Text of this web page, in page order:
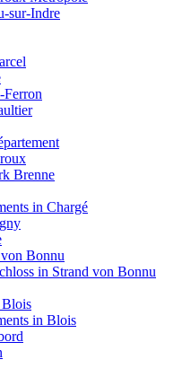
sur-Indre
Ferron
Brenne
in Chargé
Bonnu
in Strand von Bonnu
Blois
in Blois